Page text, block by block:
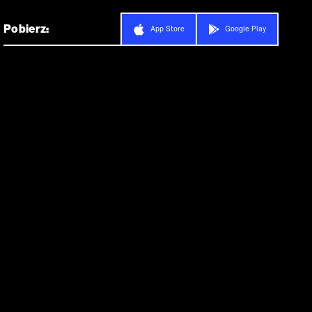
Pobierz: App Store Google Play